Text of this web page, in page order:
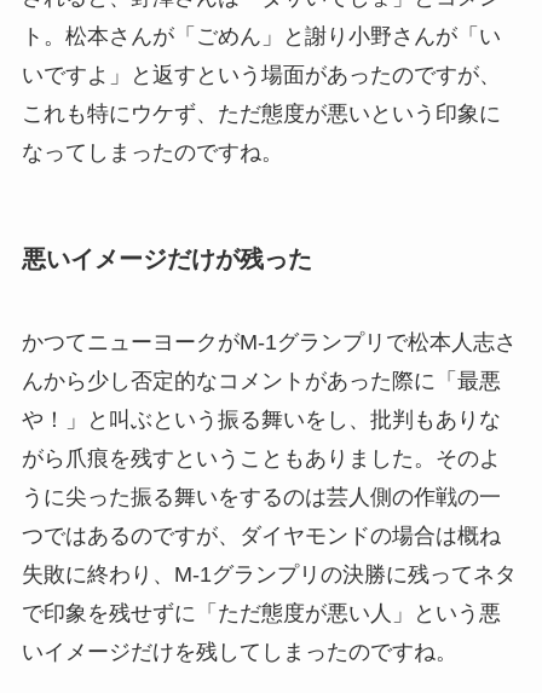
ト。松本さんが「ごめん」と謝り小野さんが「い
いですよ」と返すという場面があったのですが、
これも特にウケず、ただ態度が悪いという印象に
なってしまったのですね。
悪いイメージだけが残った
かつてニューヨークがM-1グランプリで松本人志さ
んから少し否定的なコメントがあった際に「最悪
や！」と叫ぶという振る舞いをし、批判もありな
がら爪痕を残すということもありました。そのよ
うに尖った振る舞いをするのは芸人側の作戦の一
つではあるのですが、ダイヤモンドの場合は概ね
失敗に終わり、M-1グランプリの決勝に残ってネタ
で印象を残せずに「ただ態度が悪い人」という悪
いイメージだけを残してしまったのですね。